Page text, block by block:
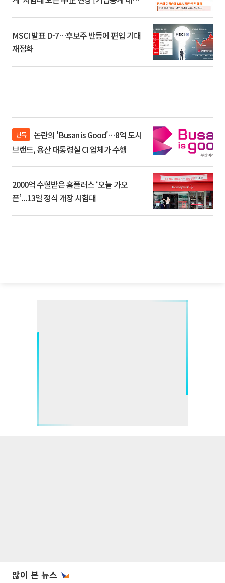
MSCI 발표 D-7…후보주 반등에 편입 기대
재점화
단독
브랜드, 용산 대통령실 CI 업체가 수행
2000억 수혈받은 홈플러스 ‘오늘 가오
픈’...13일 정식 개장 시험대
많이 본 뉴스